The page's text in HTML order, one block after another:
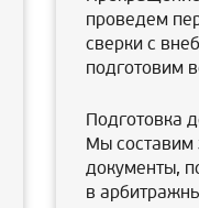
проведем
сверки с
подготовим
Подготовка
Мы составим
документы,
в